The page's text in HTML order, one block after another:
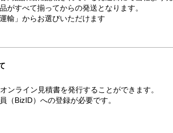
がすべて揃ってからの発送となります。
輸」からお選びいただけます
ンライン見積書を発行することができます。
BizID）への登録が必要です。